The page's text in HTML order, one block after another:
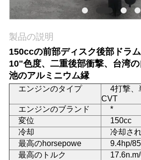
連
絡
し
な
い
引
製品の説明
150ccの前部ディスク後部ドラム
10"色度、二重後部衝撃、台湾
池のアルミニウム縁
エンジンのタイプ
4打撃、
CVT
エンジンのブランド
*
変位
150cc
冷却
冷却さ
最高のhorsepowe
9.4hp/
最高のトルク